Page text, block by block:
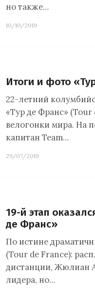
но также…
10/10/2019
Итоги и фото
22-летний
«Тур де Франс»
велогонки мира. На
капитан Team…
29/07/2019
19-й этап
де Франс»
По истине
(Tour de France):
дистанции, Жюлиан
лидера, но…